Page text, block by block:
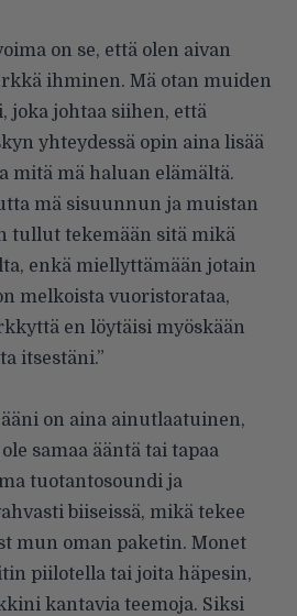
on se, että olen aivan
ihminen. Mä otan muiden
joka johtaa siihen, että
yhteydessä opin aina lisää
mitä mä haluan elämältä.
mä sisuunnun ja muistan
tullut tekemään sitä mikä
enkä miellyttämään jotain
melkoista vuoristorataa,
en löytäisi myöskään
itsestäni.”
on aina ainutlaatuinen,
samaa ääntä tai tapaa
tuotantosoundi ja
biiseissä, mikä tekee
mun oman paketin. Monet
piilotella tai joita häpesin,
kantavia teemoja. Siksi